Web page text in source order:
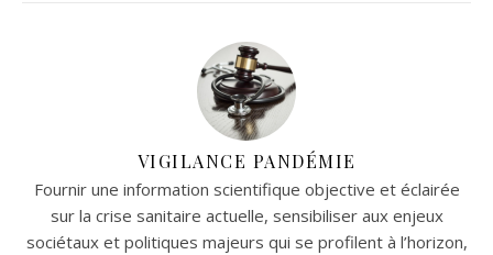
VIGILANCE PANDÉMIE
Fournir une information scientifique objective et éclairée
sur la crise sanitaire actuelle, sensibiliser aux enjeux
sociétaux et politiques majeurs qui se profilent à l’horizon,